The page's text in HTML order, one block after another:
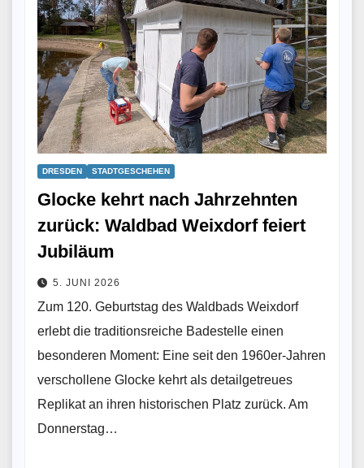
DRESDEN STADTGESCHEHEN
Glocke kehrt nach Jahrzehnten
zurück: Waldbad Weixdorf feiert
Jubiläum
5. JUNI 2026
Zum 120. Geburtstag des Waldbads Weixdorf
erlebt die traditionsreiche Badestelle einen
besonderen Moment: Eine seit den 1960er-Jahren
verschollene Glocke kehrt als detailgetreues
Replikat an ihren historischen Platz zurück. Am
Donnerstag…